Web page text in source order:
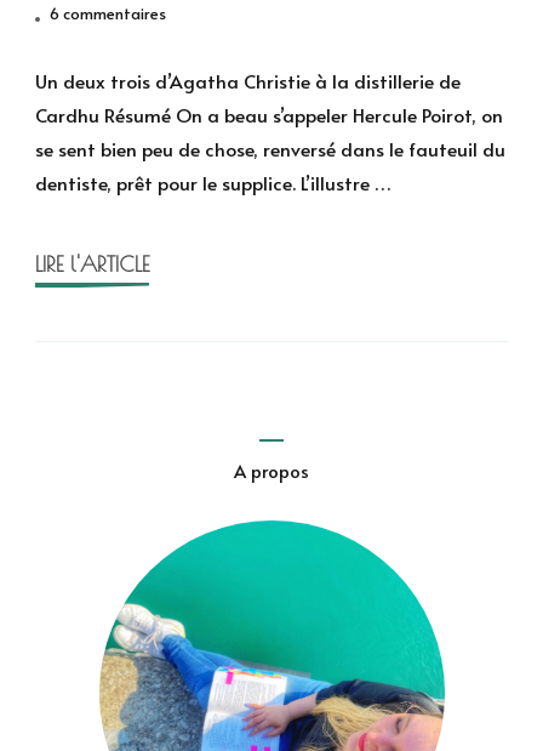
6 commentairessur
deux
trois
d’Agatha
Christie
Un deux trois d’Agatha Christie à la distillerie de
Cardhu Résumé On a beau s’appeler Hercule Poirot, on
se sent bien peu de chose, renversé dans le fauteuil du
dentiste, prêt pour le supplice. L’illustre …
LIRE l'ARTICLE
A propos